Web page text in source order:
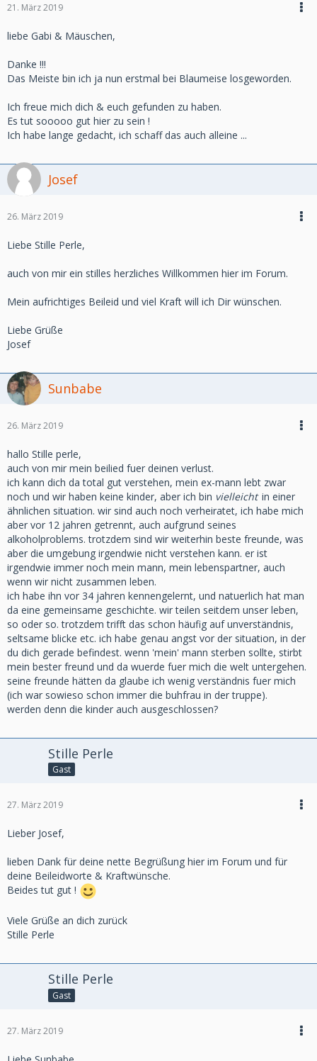
21. März 2019
liebe Gabi & Mäuschen,
Danke !!!
Das Meiste bin ich ja nun erstmal bei Blaumeise losgeworden.
Ich freue mich dich & euch gefunden zu haben.
Es tut sooooo gut hier zu sein !
Ich habe lange gedacht, ich schaff das auch alleine ...
Josef
26. März 2019
Liebe Stille Perle,
auch von mir ein stilles herzliches Willkommen hier im Forum.
Mein aufrichtiges Beileid und viel Kraft will ich Dir wünschen.
Liebe Grüße
Josef
Sunbabe
26. März 2019
hallo Stille perle,
auch von mir mein beilied fuer deinen verlust.
ich kann dich da total gut verstehen, mein ex-mann lebt zwar
noch und wir haben keine kinder, aber ich bin vielleicht in einer
ähnlichen situation. wir sind auch noch verheiratet, ich habe mich
aber vor 12 jahren getrennt, auch aufgrund seines
alkoholproblems. trotzdem sind wir weiterhin beste freunde, was
aber die umgebung irgendwie nicht verstehen kann. er ist
irgendwie immer noch mein mann, mein lebenspartner, auch
wenn wir nicht zusammen leben.
ich habe ihn vor 34 jahren kennengelernt, und natuerlich hat man
da eine gemeinsame geschichte. wir teilen seitdem unser leben,
so oder so. trotzdem trifft das schon häufig auf unverständnis,
seltsame blicke etc. ich habe genau angst vor der situation, in der
du dich gerade befindest. wenn 'mein' mann sterben sollte, stirbt
mein bester freund und da wuerde fuer mich die welt untergehen.
seine freunde hätten da glaube ich wenig verständnis fuer mich
(ich war sowieso schon immer die buhfrau in der truppe).
werden denn die kinder auch ausgeschlossen?
Stille Perle
Gast
27. März 2019
Lieber Josef,
lieben Dank für deine nette Begrüßung hier im Forum und für
deine Beileidworte & Kraftwünsche.
Beides tut gut !
Viele Grüße an dich zurück
Stille Perle
Stille Perle
Gast
27. März 2019